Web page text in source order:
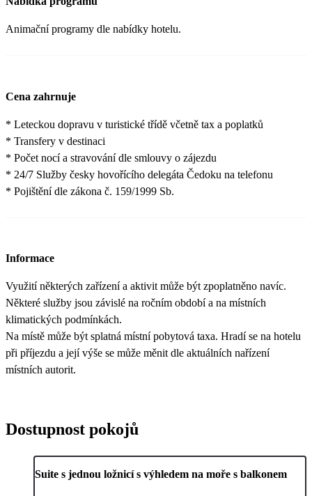
Animační programy dle nabídky hotelu.
Cena zahrnuje
* Leteckou dopravu v turistické třídě včetně tax a poplatků
* Transfery v destinaci
* Počet nocí a stravování dle smlouvy o zájezdu
* 24/7 Služby česky hovořícího delegáta Čedoku na telefonu
* Pojištění dle zákona č. 159/1999 Sb.
Informace
Využití některých zařízení a aktivit může být zpoplatněno navíc.
Některé služby jsou závislé na ročním období a na místních
klimatických podmínkách.
Na místě může být splatná místní pobytová taxa. Hradí se na hotelu
při příjezdu a její výše se může měnit dle aktuálních nařízení
místních autorit.
Dostupnost pokojů
Suite s jednou ložnicí s výhledem na moře s balkonem